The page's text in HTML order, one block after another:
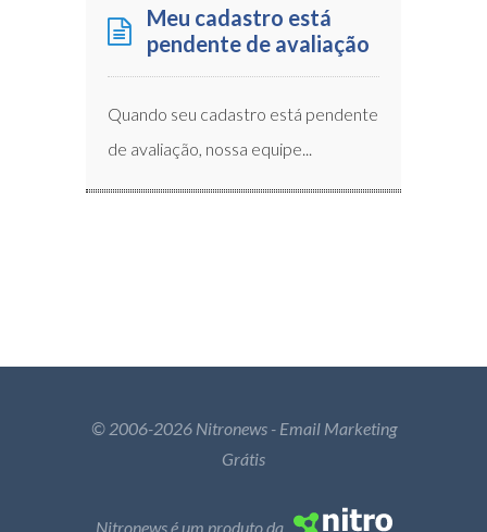
Meu cadastro está
pendente de avaliação
Quando seu cadastro está pendente
de avaliação, nossa equipe...
© 2006-2026 Nitronews - Email Marketing
Grátis
Nitronews é um produto da